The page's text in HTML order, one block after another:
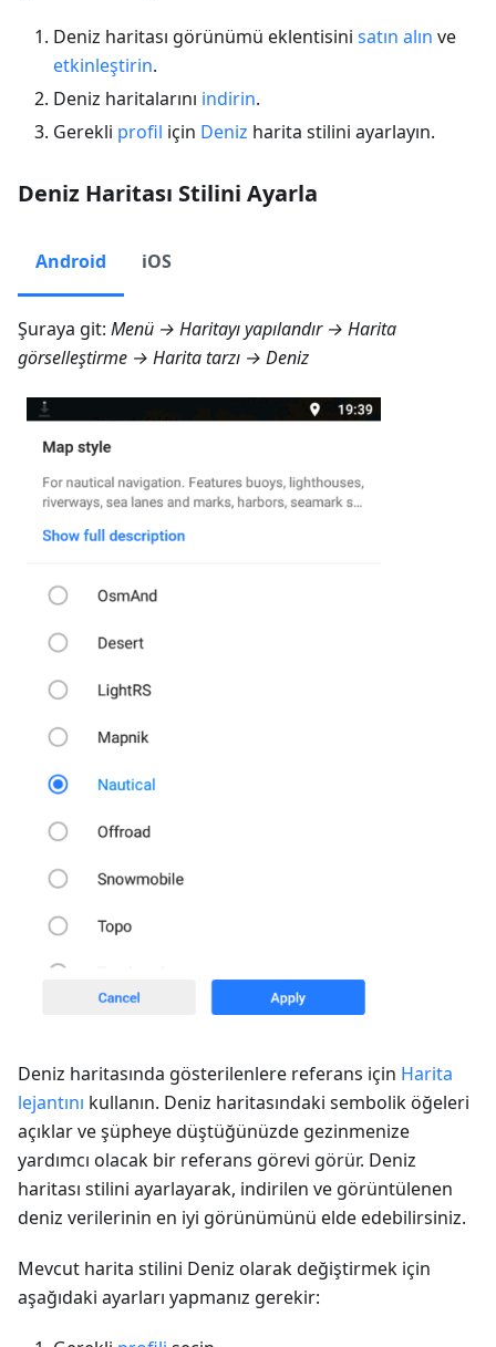
Deniz haritası görünümü eklentisini satın alın ve
etkinleştirin.
Deniz haritalarını indirin.
Gerekli profil için Deniz harita stilini ayarlayın.
Deniz Haritası Stilini Ayarla
Android iOS
Şuraya git: Menü → Haritayı yapılandır → Harita
görselleştirme → Harita tarzı → Deniz
Deniz haritasında gösterilenlere referans için Harita
lejantını kullanın. Deniz haritasındaki sembolik öğeleri
açıklar ve şüpheye düştüğünüzde gezinmenize
yardımcı olacak bir referans görevi görür. Deniz
haritası stilini ayarlayarak, indirilen ve görüntülenen
deniz verilerinin en iyi görünümünü elde edebilirsiniz.
Mevcut harita stilini Deniz olarak değiştirmek için
aşağıdaki ayarları yapmanız gerekir: